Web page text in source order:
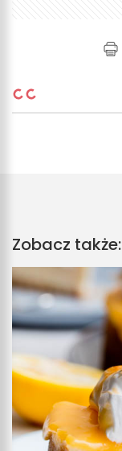
Zobacz także: